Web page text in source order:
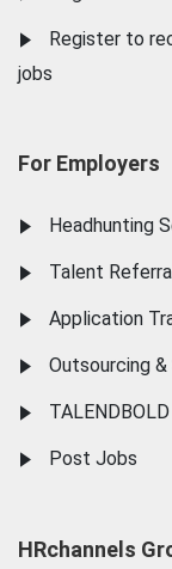
Register to
jobs
For Employers
Headhunting
Talent
Application
Outsourcing
Post Jobs
HRchannels